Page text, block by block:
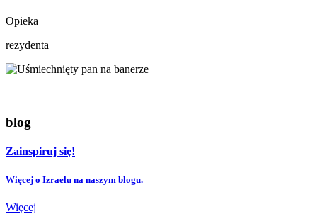
Opieka
rezydenta
blog
Zainspiruj się!
Więcej o Izraelu na naszym blogu.
Więcej